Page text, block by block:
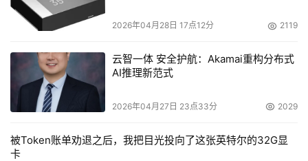
2026年04月28日 17点12分 2119
云智一体 安全护航：Akamai重构分布式
AI推理新范式
2026年04月27日 23点33分 2029
被Token账单劝退之后，我把目光投向了这张英特尔的32G显
卡